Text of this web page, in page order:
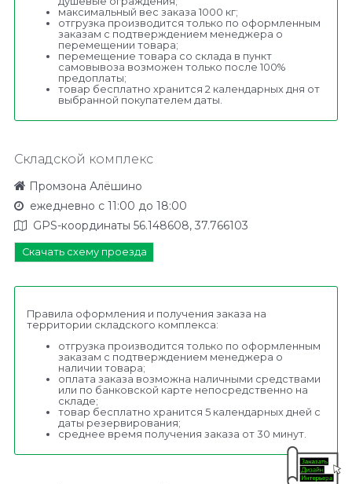
максимальный вес заказа 1000 кг;
отгрузка производится только по оформленным
заказам с подтверждением менеджера о
перемещении товара;
перемещение товара со склада в пункт
самовывоза возможен только после 100%
предоплаты;
товар бесплатно хранится 2 календарных дня от
выбранной покупателем даты.
Складской комплекс
Промзона Алёшино
ежедневно с 11:00 до 18:00
GPS-координаты 56.148608, 37.766103
Скачать схему проезда
Правила оформления и получения заказа на
территории складского комплекса:
отгрузка производится только по оформленным
заказам с подтверждением менеджера о
наличии товара;
оплата заказа возможна наличными средствами
или по банковской карте непосредственно на
складе;
товар бесплатно хранится 5 календарных дней с
даты резервирования;
среднее время получения заказа от 30 минут.